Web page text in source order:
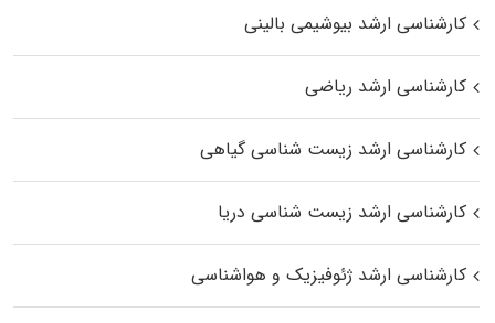
کارشناسی ارشد بیوشیمی بالینی
کارشناسی ارشد ریاضی
کارشناسی ارشد زیست‌ شناسی گیاهی
کارشناسی ارشد زیست‌ شناسی دریا
کارشناسی ارشد ژئوفیزیک و هواشناسی